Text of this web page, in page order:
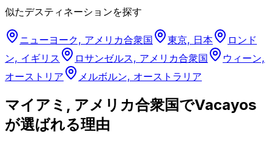
似たデスティネーションを探す
ニューヨーク, アメリカ合衆国 東京, 日本
ロンド
ン, イギリス
ロサンゼルス, アメリカ合衆国
ウィーン,
オーストリア
メルボルン, オーストラリア
マイアミ, アメリカ合衆国でVacayos
が選ばれる理由